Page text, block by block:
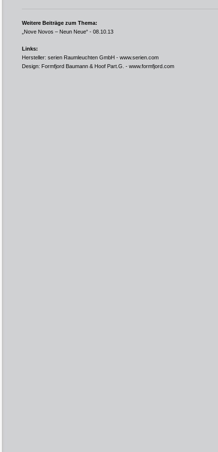
Weitere Beiträge zum Thema:
„Nove Novos – Neun Neue“ - 08.10.13
Links:
Hersteller: serien Raumleuchten GmbH - www.serien.com
Design: Formfjord Baumann & Hoof Part.G. - www.formfjord.com